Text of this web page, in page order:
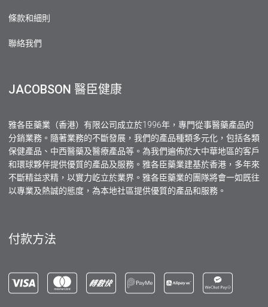
條款和細則
聯絡我們
JACOBSON 醫臣健康
雅各臣藥業（香港）有限公司成立於1996年，專門從事醫藥產品的
分銷業務。隨著業務的不斷發展，我們的產品種類多元化，包括各類
保健產品、中西醫藥及醫療產品等。為我們遍佈於大中華地區的客戶
和環球夥伴提供優質的產品及服務。雅各臣藥業建基於香港，多年來
不斷精益求精，以實力屹立於業界。雅各臣藥業的團隊將會一如既往
以專業及熱誠的態度，為本地社區提供優質的產品和服務。
付款方法